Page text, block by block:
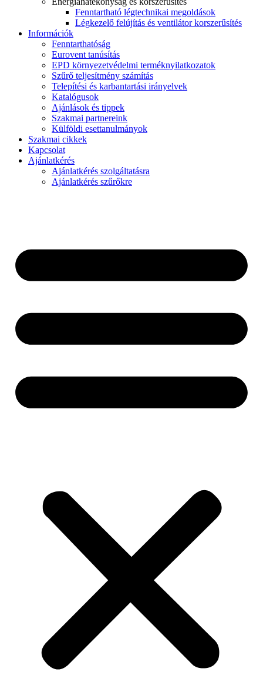
Fenntartható légtechnikai megoldások
Légkezelő felújítás és ventilátor korszerűsítés
Információk
Fenntarthatóság
Eurovent tanúsítás
EPD környezetvédelmi terméknyilatkozatok
Szűrő teljesítmény számítás
Telepítési és karbantartási irányelvek
Katalógusok
Ajánlások és tippek
Szakmai partnereink
Külföldi esettanulmányok
Szakmai cikkek
Kapcsolat
Ajánlatkérés
Ajánlatkérés szolgáltatásra
Ajánlatkérés szűrőkre